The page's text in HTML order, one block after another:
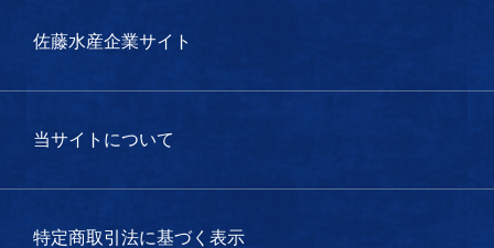
佐藤水産企業サイト
当サイトについて
特定商取引法に基づく表示